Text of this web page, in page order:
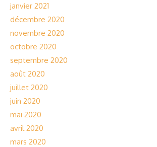
janvier 2021
décembre 2020
novembre 2020
octobre 2020
septembre 2020
août 2020
juillet 2020
juin 2020
mai 2020
avril 2020
mars 2020